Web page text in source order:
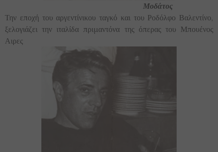
Μοδάτος
Την εποχή του αργεντίνικου ταγκό και του Ροδόλφο Βαλεντίνο,
ξελογιάζει την ιταλίδα πριμαντόνα της όπερας του Μπουένος
Αιρες